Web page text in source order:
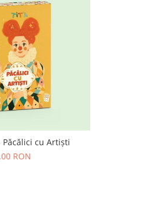
Păcălici cu Artiști
RON